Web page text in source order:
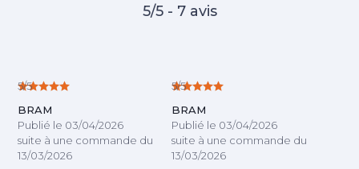
5/5 - 7 avis
BRAM
Publié le 03/04/2026
suite à une commande du
13/03/2026
5/5
BRAM
Publié le 03/04/2026
suite à une commande du
13/03/2026
5/5